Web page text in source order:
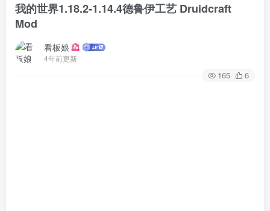
我的世界1.18.2-1.14.4德鲁伊工艺 Druidcraft
Mod
看板娘
4年前更新
165 6